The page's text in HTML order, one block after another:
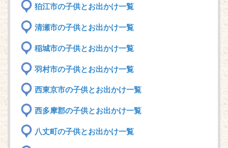
狛江市の子供とお出かけ一覧
清瀬市の子供とお出かけ一覧
稲城市の子供とお出かけ一覧
羽村市の子供とお出かけ一覧
西東京市の子供とお出かけ一覧
西多摩郡の子供とお出かけ一覧
八丈町の子供とお出かけ一覧